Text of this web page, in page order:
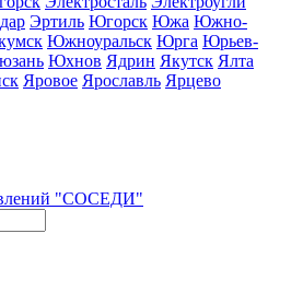
Эртиль Югорск Южа Южно-
Южноуральск Юрга Юрьев-
Юхнов Ядрин Якутск Ялта
Яровое Ярославль Ярцево